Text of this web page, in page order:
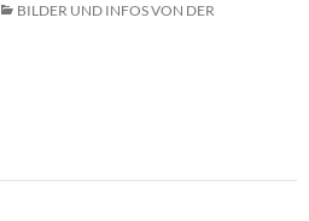
BILDER UND INFOS VON DER